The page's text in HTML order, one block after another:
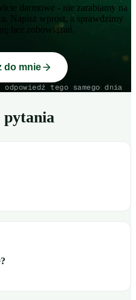
darmowe - nie zarabiamy na
Napisz wprost, a sprawdzimy
bez zobowiązań.
do mnie
odpowiedź tego samego dnia
pytania